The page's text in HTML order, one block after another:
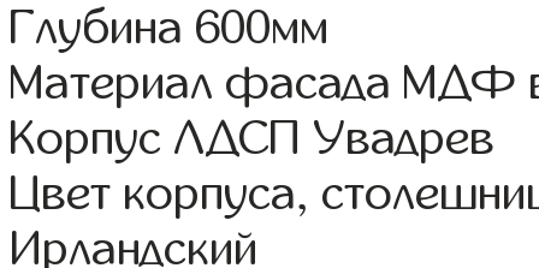
Глубина 600мм
Материал фасада МДФ
Корпус ЛДСП Увадрев
Цвет корпуса,
Ирландский